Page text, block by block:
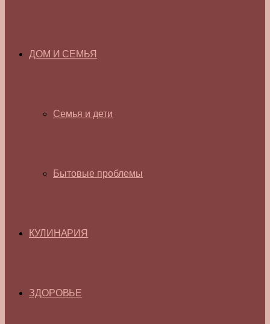
ДОМ И СЕМЬЯ
Семья и дети
Бытовые проблемы
КУЛИНАРИЯ
ЗДОРОВЬЕ